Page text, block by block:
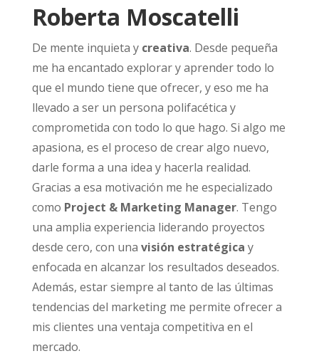
Roberta Moscatelli
De mente inquieta y creativa. Desde pequeña
me ha encantado explorar y aprender todo lo
que el mundo tiene que ofrecer, y eso me ha
llevado a ser un persona polifacética y
comprometida con todo lo que hago. Si algo me
apasiona, es el proceso de crear algo nuevo,
darle forma a una idea y hacerla realidad.
Gracias a esa motivación me he especializado
como Project & Marketing Manager. Tengo
una amplia experiencia liderando proyectos
desde cero, con una visión estratégica y
enfocada en alcanzar los resultados deseados.
Además, estar siempre al tanto de las últimas
tendencias del marketing me permite ofrecer a
mis clientes una ventaja competitiva en el
mercado.